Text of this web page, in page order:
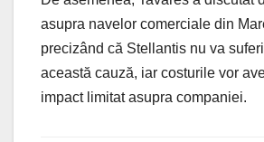
asupra navelor comerciale din
precizând că Stellantis nu va
această cauză, iar costurile vor
impact limitat asupra companiei.